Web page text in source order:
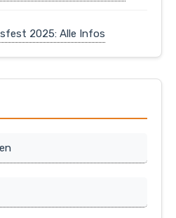
2025: Alle Infos